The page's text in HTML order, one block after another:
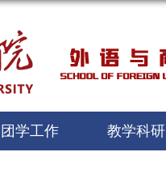
团学工作 教学科研